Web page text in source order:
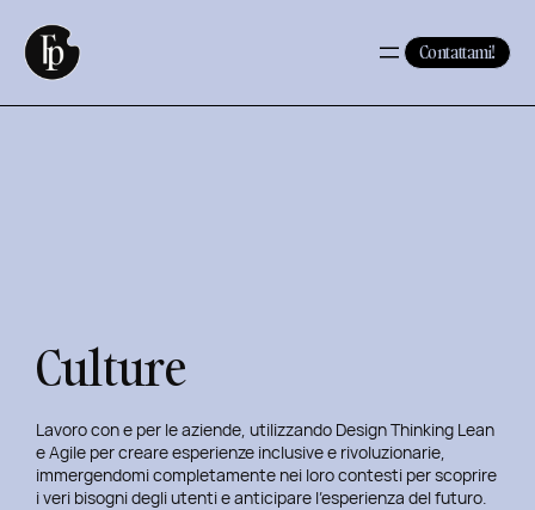
Contattami!
Culture
Lavoro con e per le aziende, utilizzando Design Thinking Lean
e Agile per creare esperienze inclusive e rivoluzionarie,
immergendomi completamente nei loro contesti per scoprire
i veri bisogni degli utenti e anticipare l’esperienza del futuro.